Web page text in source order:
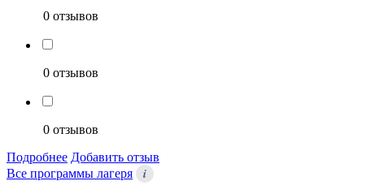
0 отзывов
0 отзывов
0 отзывов
Подробнее Добавить отзыв
Все программы лагеря
i